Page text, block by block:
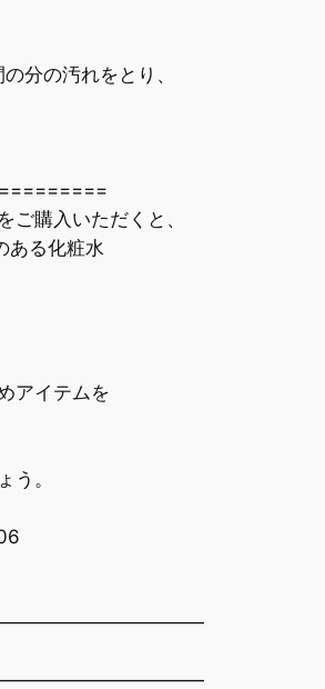
分の汚れをとり、
購入いただくと、
ある化粧水
アイテムを
う。